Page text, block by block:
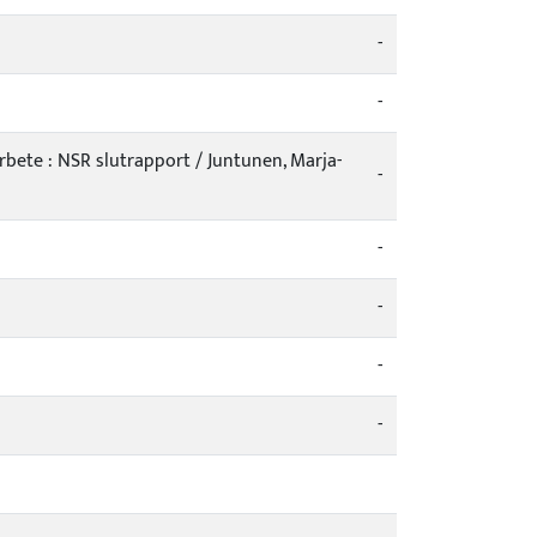
-
-
: NSR slutrapport / Juntunen, Marja-
-
-
-
-
-